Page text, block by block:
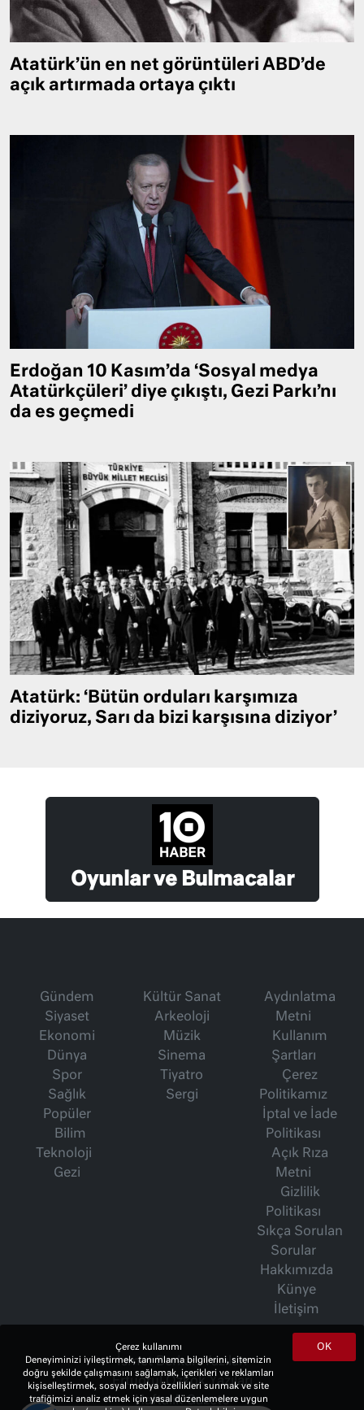
Atatürk’ün en net görüntüleri ABD’de
açık artırmada ortaya çıktı
Erdoğan 10 Kasım’da ‘Sosyal medya
Atatürkçüleri’ diye çıkıştı, Gezi Parkı’nı
da es geçmedi
Atatürk: ‘Bütün orduları karşımıza
diziyoruz, Sarı da bizi karşısına diziyor’
Oyunlar ve Bulmacalar
Gündem
Siyaset
Ekonomi
Dünya
Spor
Sağlık
Popüler
Bilim
Teknoloji
Gezi
Kültür Sanat
Arkeoloji
Müzik
Sinema
Tiyatro
Sergi
Aydınlatma
Metni
Kullanım
Şartları
Çerez
Politikamız
İptal ve İade
Politikası
Açık Rıza
Metni
Gizlilik
Politikası
Sıkça Sorulan
Sorular
Hakkımızda
Künye
İletişim
İsmet Berkan Yazıları
Ertuğrul Özkök Yazıları
Haftalık Gazete
OK
Çerez kullanımı
Deneyiminizi iyileştirmek, tanımlama bilgilerini, sitemizin
doğru şekilde çalışmasını sağlamak, içerikleri ve reklamları
kişiselleştirmek, sosyal medya özellikleri sunmak ve site
trafiğimizi analiz etmek için yasal düzenlemelere uygun